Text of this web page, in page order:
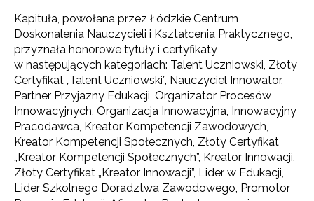
Kapituła, powołana przez Łódzkie Centrum
Doskonalenia Nauczycieli i Kształcenia Praktycznego,
przyznała honorowe tytuły i certyfikaty
w następujących kategoriach: Talent Uczniowski, Złoty
Certyfikat „Talent Uczniowski”, Nauczyciel Innowator,
Partner Przyjazny Edukacji, Organizator Procesów
Innowacyjnych, Organizacja Innowacyjna, Innowacyjny
Pracodawca, Kreator Kompetencji Zawodowych,
Kreator Kompetencji Społecznych, Złoty Certyfikat
„Kreator Kompetencji Społecznych”, Kreator Innowacji,
Złoty Certyfikat „Kreator Innowacji”, Lider w Edukacji,
Lider Szkolnego Doradztwa Zawodowego, Promotor